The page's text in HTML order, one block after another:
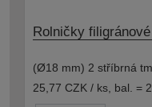
Rolničky
(Ø18 mm) 2 stříbrná
25,77 CZK / ks, bal. =